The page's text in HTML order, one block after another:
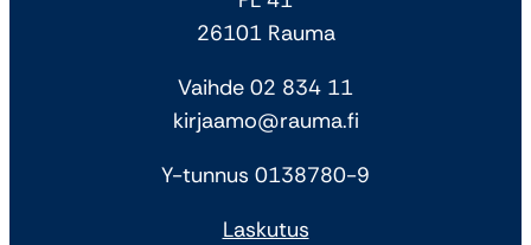
26101 Rauma
Vaihde 02 834 11
kirjaamo@rauma.fi
Y-tunnus 0138780-9
Laskutus